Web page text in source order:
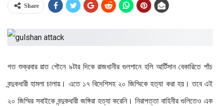
Share
গত শুক্রবার রাত পৌনে ৯টার দিকে রাজধানীর গুলশানে হলি আর্টিসান বেকারিতে পাঁচ
বন্দুকধারী হামলা চালায়। এতে ১৭ বিদেশিসহ ২০ জিম্মিকে হত্যা করা হয়। তবে এই
২০ জিম্মির সবাইকে বন্দুকধারী জঙ্গিরা হত্যা করেনি। নিরাপত্তা বাহিনীর গুলিতেও এক